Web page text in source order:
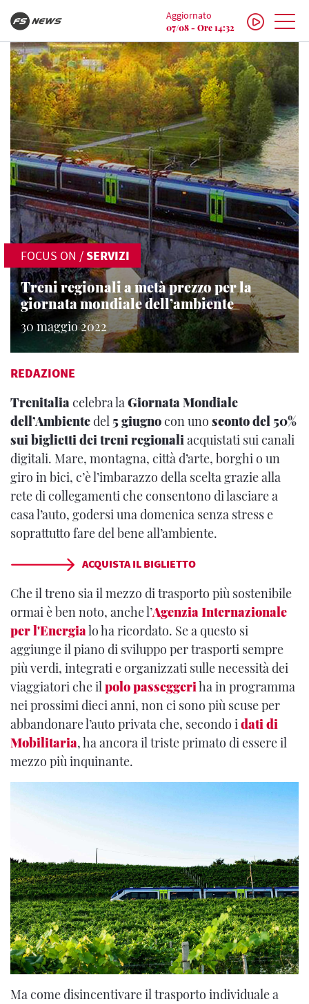
Aggiornato
07/08 - Ore 14:32
FOCUS ON /SERVIZI
Treni regionali a metà prezzo per la
giornata mondiale dell’ambiente
30 maggio 2022
REDAZIONE
Trenitaliacelebra laGiornata Mondiale
dell’Ambientedel 5 giugnocon uno sconto del 50%
sui biglietti dei treni regionaliacquistati sui canali
digitali. Mare, montagna, città d’arte, borghi o un
giro in bici, c’è l’imbarazzo della scelta grazie alla
rete di collegamenti che consentono di lasciare a
casa l’auto, godersi una domenica senza stress e
soprattutto fare del bene all’ambiente.
ACQUISTA IL BIGLIETTO
Che il treno sia il mezzo di trasporto più sostenibile
ormai è ben noto, anche l’Agenzia Internazionale
per l'Energialo ha ricordato. Se a questo si
aggiunge il piano di sviluppo per trasporti sempre
più verdi, integrati e organizzati sulle necessità dei
viaggiatori che il polo passeggeriha in programma
nei prossimi dieci anni, non ci sono più scuse per
abbandonare l’auto privata che, secondo i dati di
Mobilitaria, ha ancora il triste primato di essere il
mezzo più inquinante.
Ma come disincentivare il trasporto individuale a